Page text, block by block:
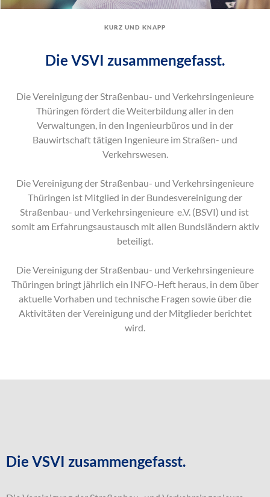
kurz und knapp
Die VSVI zusammengefasst.
Die Vereinigung der Straßenbau- und Verkehrsingenieure
Thüringen fördert die Weiterbildung aller in den
Verwaltungen, in den Ingenieurbüros und in der
Bauwirtschaft tätigen Ingenieure im Straßen- und
Verkehrswesen.
Die Vereinigung der Straßenbau- und Verkehrsingenieure
Thüringen ist Mitglied in der Bundesvereinigung der
Straßenbau- und Verkehrsingenieure e.V. (BSVI) und ist
somit am Erfahrungsaustausch mit allen Bundsländern aktiv
beteiligt.
Die Vereinigung der Straßenbau- und Verkehrsingenieure
Thüringen bringt jährlich ein INFO-Heft heraus, in dem über
aktuelle Vorhaben und technische Fragen sowie über die
Aktivitäten der Vereinigung und der Mitglieder berichtet
wird.
Die VSVI zusammengefasst.